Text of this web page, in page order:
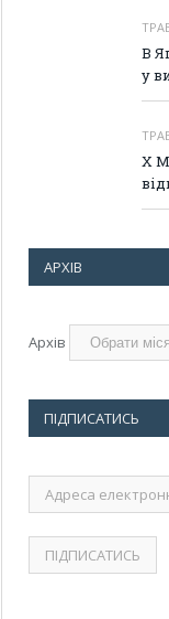
В
у
Х
АРХІВ
Архів
ПІДПИСАТИСЬ
Адреса
електронної